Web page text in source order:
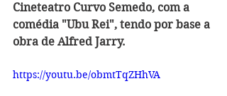
Cineteatro Curvo Semedo, com a
comédia "Ubu Rei", tendo por base a
obra de Alfred Jarry.
https://youtu.be/obmtTqZHhVA